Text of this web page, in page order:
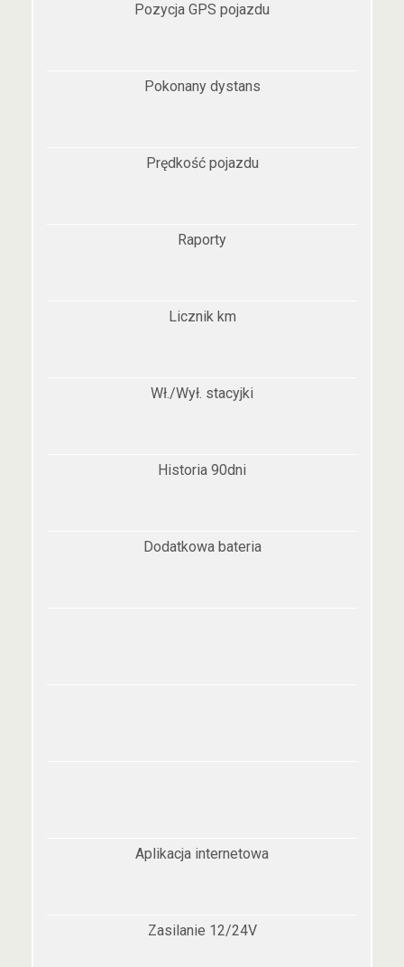
Pozycja GPS pojazdu
Pokonany dystans
Prędkość pojazdu
Raporty
Licznik km
Wł./Wył. stacyjki
Historia 90dni
Dodatkowa bateria
Aplikacja internetowa
Zasilanie 12/24V